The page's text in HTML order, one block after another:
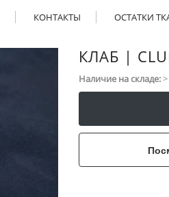
КОНТАКТЫ ОСТАТКИ
КЛАБ |
Наличие на складе: